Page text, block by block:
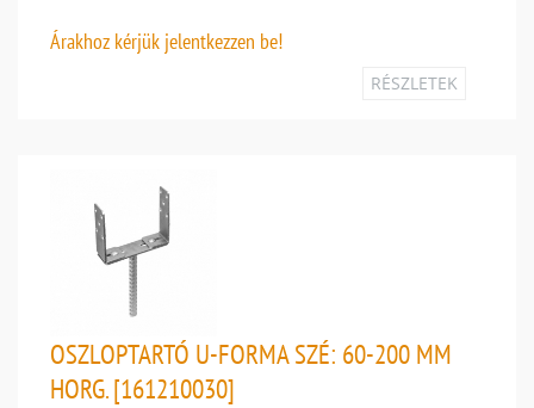
Árakhoz kérjük jelentkezzen be!
RÉSZLETEK
OSZLOPTARTÓ U-FORMA SZÉ: 60-200 MM
HORG. [161210030]